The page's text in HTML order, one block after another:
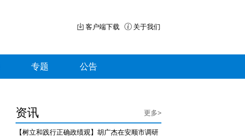
客户端下载 关于我们
专题 公告
资讯 更多>
【树立和践行正确政绩观】胡广杰在安顺市调研